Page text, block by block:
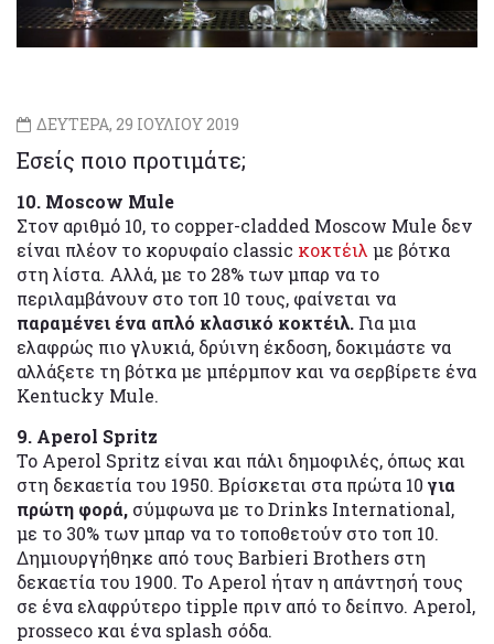
ΔΕΥΤΕΡΑ, 29 ΙΟΥΛΙΟΥ 2019
Εσείς ποιο προτιμάτε;
10. Moscow Mule
Στον αριθμό 10, το copper-cladded Moscow Mule δεν
είναι πλέον το κορυφαίο classic κοκτέιλμε βότκα
στη λίστα. Αλλά, με το 28% των μπαρ να το
περιλαμβάνουν στο τοπ 10 τους, φαίνεται να
παραμένει ένα απλό κλασικό κοκτέιλ. Για μια
ελαφρώς πιο γλυκιά, δρύινη έκδοση, δοκιμάστε να
αλλάξετε τη βότκα με μπέρμπον και να σερβίρετε ένα
Kentucky Mule.
9. Aperol Spritz
Το Aperol Spritz είναι και πάλι δημοφιλές, όπως και
στη δεκαετία του 1950. Βρίσκεται στα πρώτα 10 για
πρώτη φορά, σύμφωνα με το Drinks International,
με το 30% των μπαρ να το τοποθετούν στο τοπ 10.
Δημιουργήθηκε από τους Barbieri Brothers στη
δεκαετία του 1900. Το ​​Aperol ήταν η απάντησή τους
σε ένα ελαφρύτερο tipple πριν από το δείπνο. Aperol,
prosseco και ένα splash σόδα.